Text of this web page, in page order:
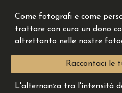
Come fotografi e come
trattare con cura un dono
altrettanto nelle nostre
Raccontaci le
L'alternanza tra l'intensità